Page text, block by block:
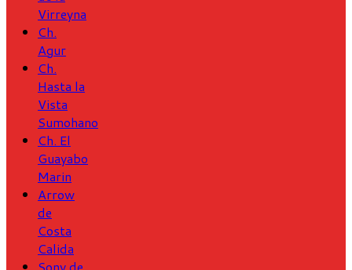
Virreyna
Ch.
Agur
Ch.
Hasta la
Vista
Sumohano
Ch. El
Guayabo
Marin
Arrow
de
Costa
Calida